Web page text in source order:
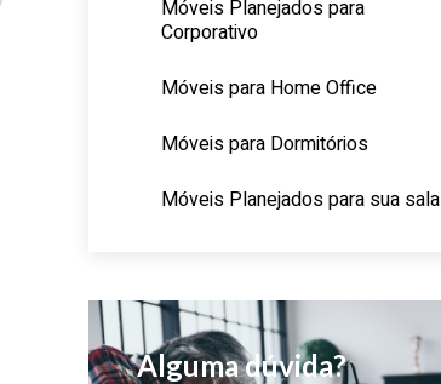
Móveis Planejados para
Corporativo
Móveis para Home Office
Móveis para Dormitórios
Móveis Planejados para sua sala
Alguma dúvida?